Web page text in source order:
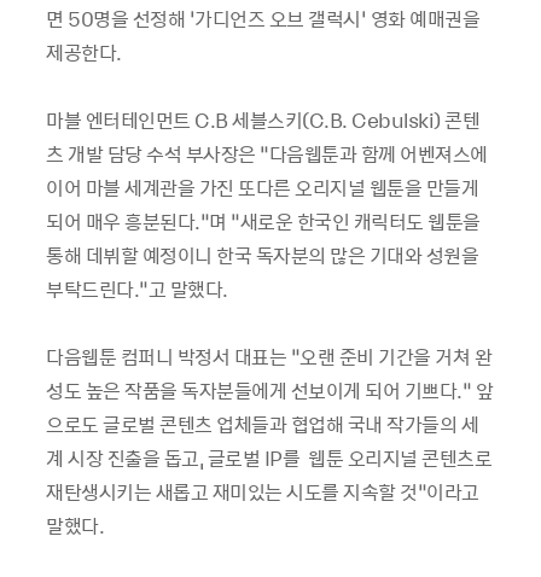
면 50명을 선정해 ‘가디언즈 오브 갤럭시’ 영화 예매권을
제공한다.
마블 엔터테인먼트 C.B 세블스키(C.B. Cebulski) 콘텐
츠 개발 담당 수석 부사장은 “다음웹툰과 함께 어벤져스에
이어 마블 세계관을 가진 또다른 오리지널 웹툰을 만들게
되어 매우 흥분된다.”며 “새로운 한국인 캐릭터도 웹툰을
통해 데뷔할 예정이니 한국 독자분의 많은 기대와 성원을
부탁드린다.”고 말했다.
다음웹툰 컴퍼니 박정서 대표는 “오랜 준비 기간을 거쳐 완
성도 높은 작품을 독자분들에게 선보이게 되어 기쁘다.” 앞
으로도 글로벌 콘텐츠 업체들과 협업해 국내 작가들의 세
계 시장 진출을 돕고, 글로벌 IP를 웹툰 오리지널 콘텐츠로
재탄생시키는 새롭고 재미있는 시도를 지속할 것”이라고
말했다.